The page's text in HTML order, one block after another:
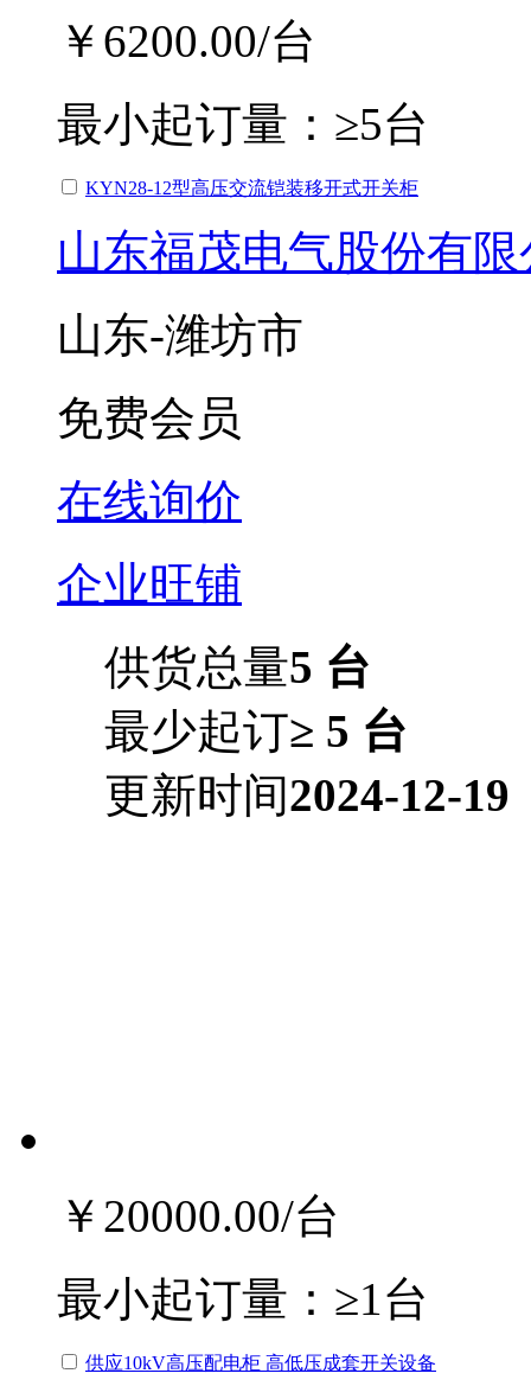
￥6200.00/台
最小起订量： ≥5台
KYN28-12型高压交流铠装移开式开关柜
山东福茂电气股份有
山东-潍坊市
免费会员
在线询价
企业旺铺
供货总量5 台
最少起订≥ 5 台
更新时间2024-12-19
￥20000.00/台
最小起订量： ≥1台
供应10kV高压配电柜 高低压成套开关设备